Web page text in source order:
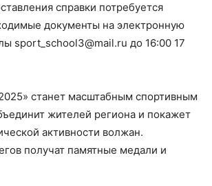
справки потребуется
документы на электронную
sport_school3@mail.ru до 16:00 17
станет масштабным спортивным
жителей региона и покажет
активности волжан.
получат памятные медали и